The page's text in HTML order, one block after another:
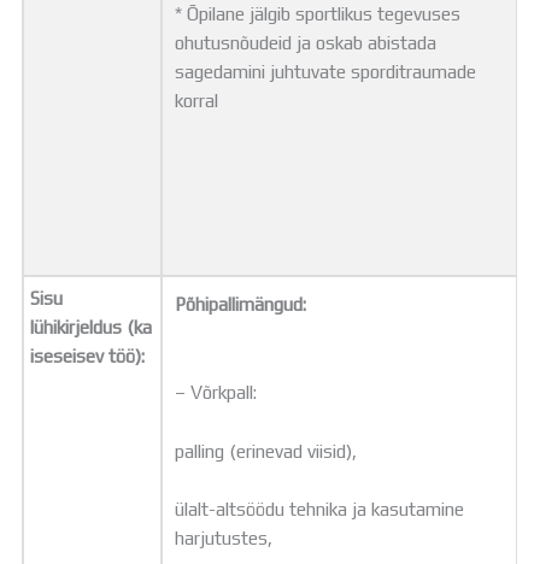
* Õpilane jälgib sportlikus tegevuses
ohutusnõudeid ja oskab abistada
sagedamini juhtuvate sporditraumade
korral
Sisu
lühikirjeldus (ka
iseseisev töö):
Põhipallimängud:
– Võrkpall:
palling (erinevad viisid),
ülalt-altsöödu tehnika ja kasutamine
harjutustes,